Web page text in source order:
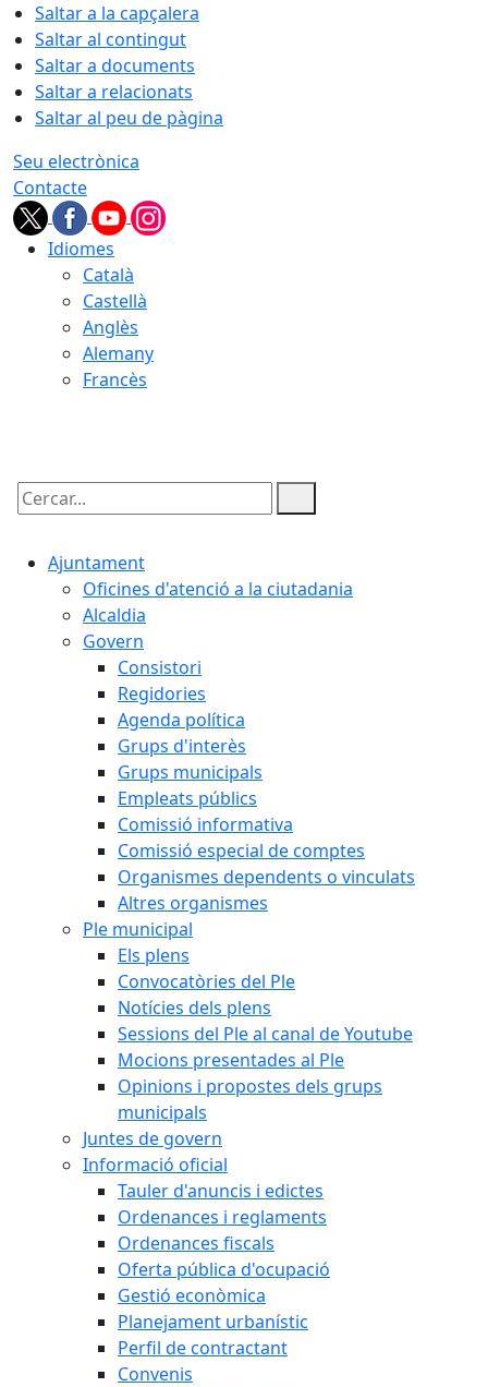
Saltar a la capçalera
Saltar al contingut
Saltar a documents
Saltar a relacionats
Saltar al peu de pàgina
Seu electrònica
Contacte
Idiomes
Català
Castellà
Anglès
Alemany
Francès
Cercar:
Ajuntament
Oficines d'atenció a la ciutadania
Alcaldia
Govern
Consistori
Regidories
Agenda política
Grups d'interès
Grups municipals
Empleats públics
Comissió informativa
Comissió especial de comptes
Organismes dependents o vinculats
Altres organismes
Ple municipal
Els plens
Convocatòries del Ple
Notícies dels plens
Sessions del Ple al canal de Youtube
Mocions presentades al Ple
Opinions i propostes dels grups
municipals
Juntes de govern
Informació oficial
Tauler d'anuncis i edictes
Ordenances i reglaments
Ordenances fiscals
Oferta pública d'ocupació
Gestió econòmica
Planejament urbanístic
Perfil de contractant
Convenis